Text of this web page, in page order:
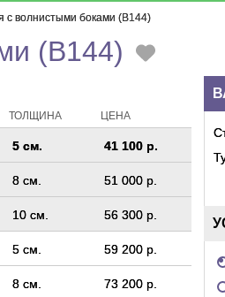
с волнистыми боками (B144)
(B144)
ТОЛЩИНА ЦЕНА
5 см. 41 100 р.
8 см. 51 000 р.
10 см. 56 300 р.
5 см. 59 200 р.
8 см. 73 200 р.